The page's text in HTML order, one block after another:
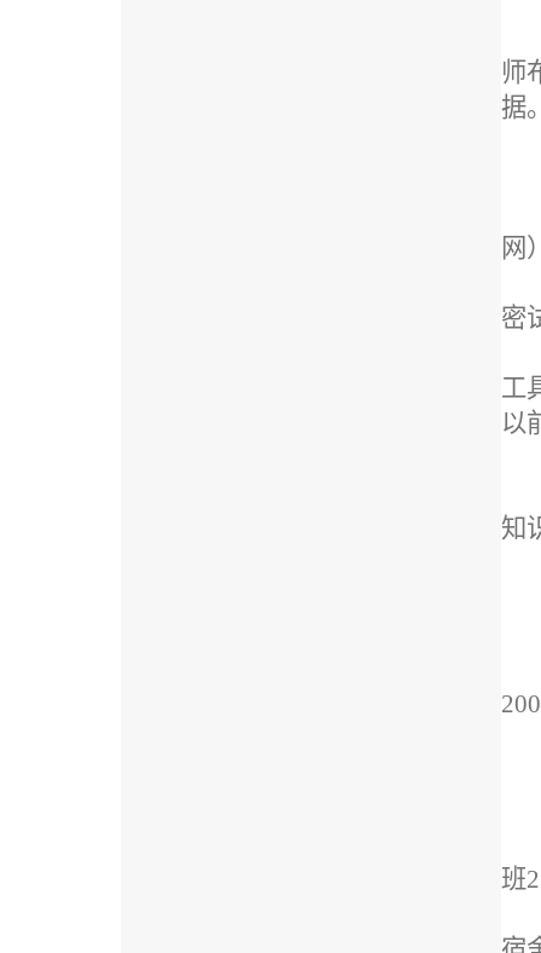
师
据
网
密
工
以
知
班